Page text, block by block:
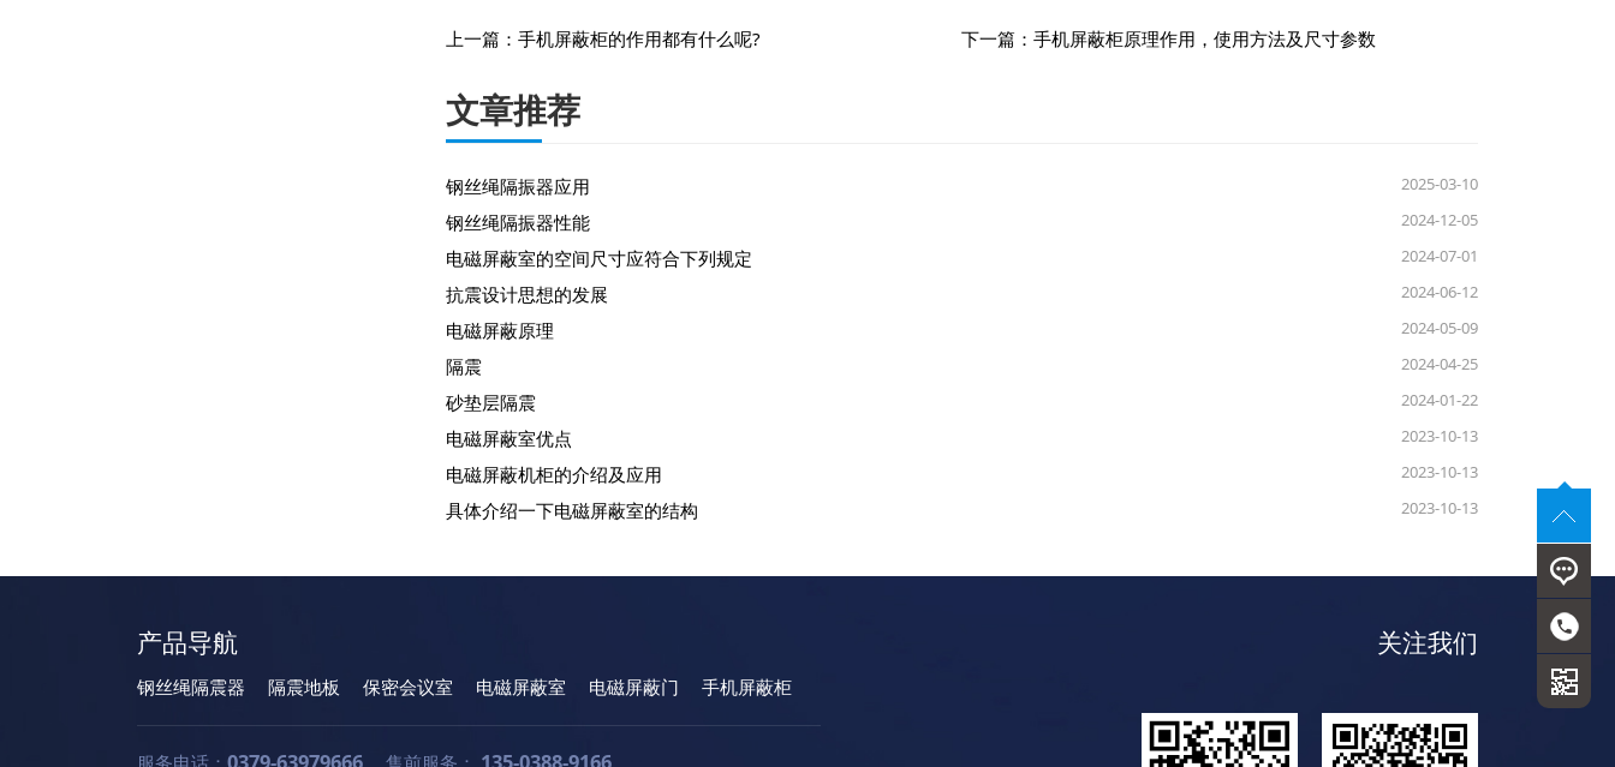
上一篇： 手机屏蔽柜的作用都有什么呢? 下一篇：手机屏蔽柜原理作用，使用方法及尺寸参数
文章推荐
钢丝绳隔振器应用 2025-03-10
钢丝绳隔振器性能 2024-12-05
电磁屏蔽室的空间尺寸应符合下列规定 2024-07-01
抗震设计思想的发展 2024-06-12
电磁屏蔽原理 2024-05-09
隔震 2024-04-25
砂垫层隔震 2024-01-22
电磁屏蔽室优点 2023-10-13
电磁屏蔽机柜的介绍及应用 2023-10-13
具体介绍一下电磁屏蔽室的结构 2023-10-13
产品导航
钢丝绳隔震器 隔震地板 保密会议室 电磁屏蔽室 电磁屏蔽门 手机屏蔽柜
服务电话： 售前服务：
关注我们